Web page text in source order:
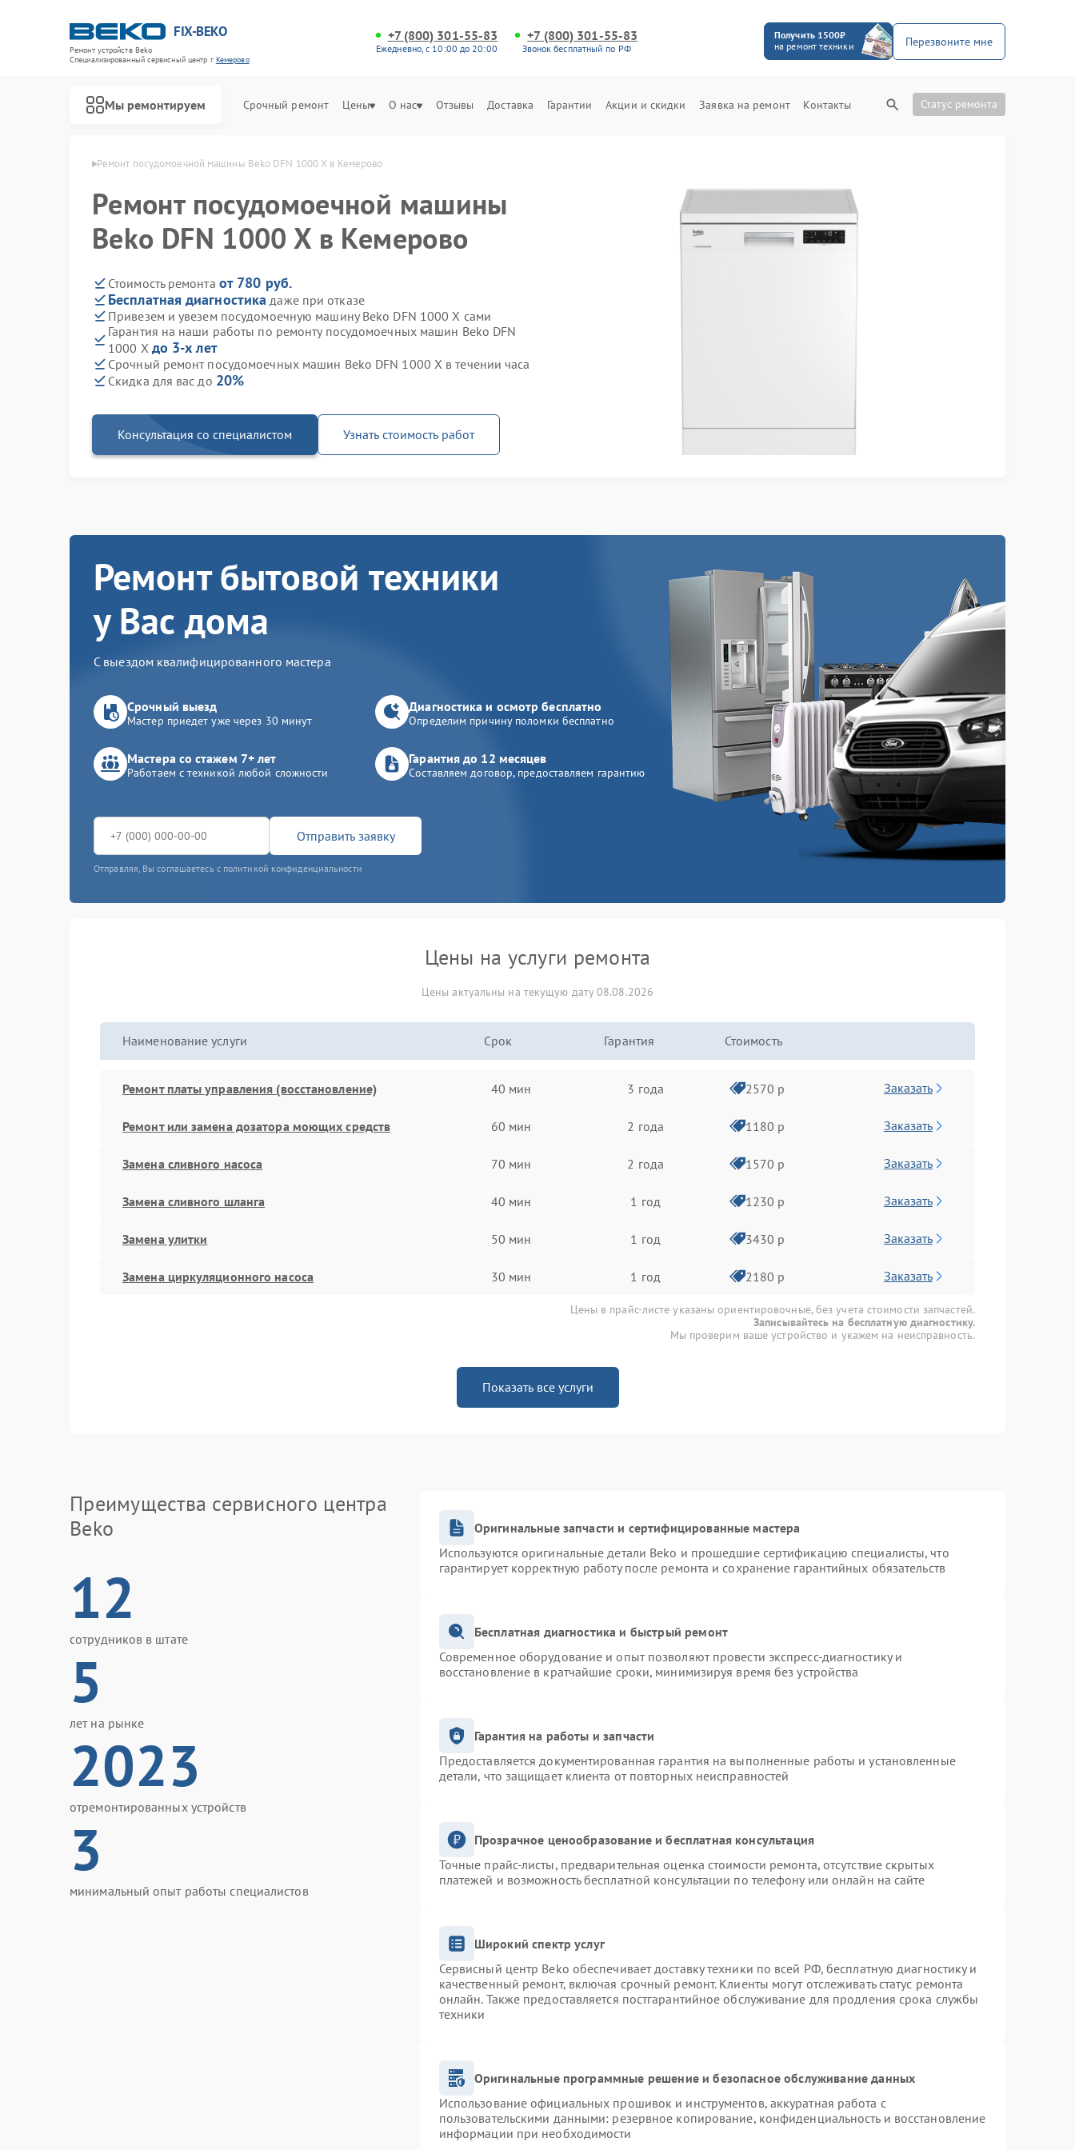
FIX-BEKO
Ремонт устройств Beko
Специализированный cервисный центр г.Кемерово
+7 (800) 301-55-83
Ежедневно, с 10:00 до 20:00
+7 (800) 301-55-83
Звонок бесплатный по РФ
Получить 1500₽
на ремонт техники
Перезвоните мне
Мы ремонтируем Срочный ремонт Цены О нас Отзывы Доставка Гарантии Акции и скидки Заявка на ремонт Контакты Статус ремонта
Ремонт посудомоечной машины Beko DFN 1000 X в Кемерово
Ремонт посудомоечной машины
Beko DFN 1000 X в Кемерово
Стоимость ремонта от 780 руб.
Бесплатная диагностика даже при отказе
Привезем и увезем посудомоечную машину Beko DFN 1000 X сами
Гарантия на наши работы по ремонту посудомоечных машин Beko DFN
1000 X до 3-х лет
Срочный ремонт посудомоечных машин Beko DFN 1000 X в течении часа
Скидка для вас до 20%
Консультация со специалистом Узнать стоимость работ
Ремонт бытовой техники
у Вас дома
С выездом квалифицированного мастера
Срочный выезд
Мастер приедет уже через 30 минут
Диагностика и осмотр бесплатно
Определим причину поломки бесплатно
Мастера со стажем 7+ лет
Работаем с техникой любой сложности
Гарантия до 12 месяцев
Составляем договор, предоставляем гарантию
Отправить заявку
Отправляя, Вы соглашаетесь с политикой конфиденциальности
Цены на услуги ремонта
Цены актуальны на текущую дату 08.08.2026
Наименование услуги Срок Гарантия Стоимость
Ремонт платы управления (восстановление) 40 мин 3 года 2570 р Заказать
Ремонт или замена дозатора моющих средств 60 мин 2 года 1180 р Заказать
Замена сливного насоса 70 мин 2 года 1570 р Заказать
Замена сливного шланга 40 мин 1 год 1230 р Заказать
Замена улитки 50 мин 1 год 3430 р Заказать
Замена циркуляционного насоса 30 мин 1 год 2180 р Заказать
Цены в прайс-листе указаны ориентировочные, без учета стоимости запчастей.
Записывайтесь на бесплатную диагностику.
Мы проверим ваше устройство и укажем на неисправность.
Показать все услуги
Преимущества сервисного центра
Beko
12
сотрудников в штате
5
лет на рынке
2023
отремонтированных устройств
3
минимальный опыт работы специалистов
Оригинальные запчасти и сертифицированные мастера
Используются оригинальные детали Beko и прошедшие сертификацию специалисты, что
гарантирует корректную работу после ремонта и сохранение гарантийных обязательств
Бесплатная диагностика и быстрый ремонт
Современное оборудование и опыт позволяют провести экспресс-диагностику и
восстановление в кратчайшие сроки, минимизируя время без устройства
Гарантия на работы и запчасти
Предоставляется документированная гарантия на выполненные работы и установленные
детали, что защищает клиента от повторных неисправностей
Прозрачное ценообразование и бесплатная консультация
Точные прайс-листы, предварительная оценка стоимости ремонта, отсутствие скрытых
платежей и возможность бесплатной консультации по телефону или онлайн на сайте
Широкий спектр услуг
Сервисный центр Beko обеспечивает доставку техники по всей РФ, бесплатную диагностику и
качественный ремонт, включая срочный ремонт. Клиенты могут отслеживать статус ремонта
онлайн. Также предоставляется постгарантийное обслуживание для продления срока службы
техники
Оригинальные программные решение и безопасное обслуживание данных
Использование официальных прошивок и инструментов, аккуратная работа с
пользовательскими данными: резервное копирование, конфиденциальность и восстановление
информации при необходимости